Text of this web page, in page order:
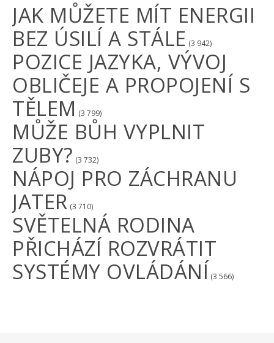
JAK MŮŽETE MÍT ENERGII
BEZ ÚSILÍ A STÁLE (3 942)
POZICE JAZYKA, VÝVOJ
OBLIČEJE A PROPOJENÍ S
TĚLEM (3 799)
MŮŽE BŮH VYPLNIT
ZUBY? (3 732)
NÁPOJ PRO ZÁCHRANU
JATER (3 710)
SVĚTELNÁ RODINA
PŘICHÁZÍ ROZVRÁTIT
SYSTÉMY OVLÁDÁNÍ (3 566)